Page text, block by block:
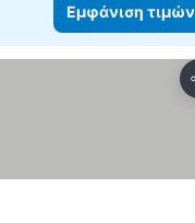
Εμφάνιση τιμών